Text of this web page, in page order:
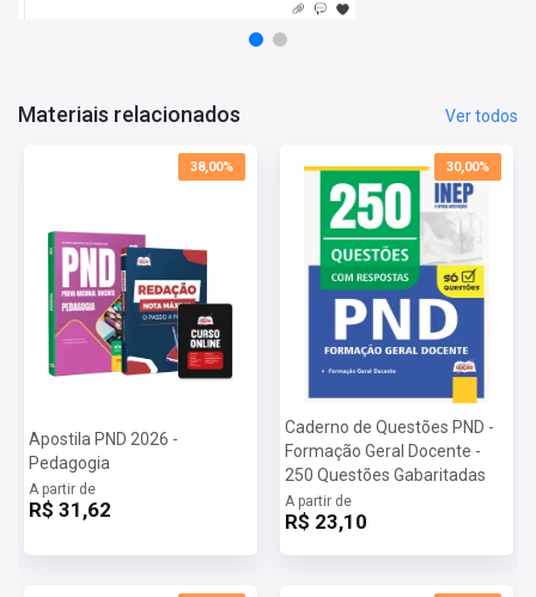
Materiais relacionados Ver todos
38,00%
Apostila PND 2026 -
Pedagogia
A partir de
R$ 31,62
30,00%
Caderno de Questões PND -
Formação Geral Docente -
250 Questões Gabaritadas
A partir de
R$ 23,10